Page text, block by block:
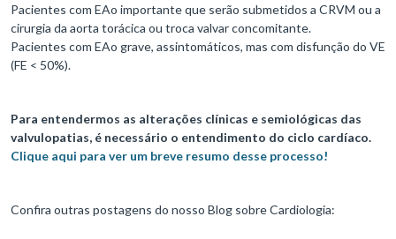
Pacientes com EAo importante que serão submetidos a CRVM ou a
cirurgia da aorta torácica ou troca valvar concomitante.
Pacientes com EAo grave, assintomáticos, mas com disfunção do VE
(FE < 50%).
Para entendermos as alterações clínicas e semiológicas das
valvulopatias, é necessário o entendimento do ciclo cardíaco.
Clique aqui para ver um breve resumo desse processo!
Confira outras postagens do nosso Blog sobre Cardiologia: